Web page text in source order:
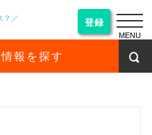
？／ 登録
報を探す
MENU